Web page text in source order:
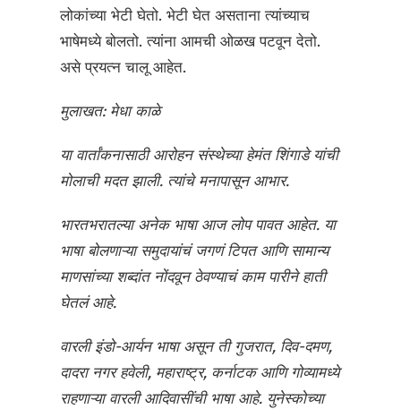
लोकांच्या भेटी घेतो. भेटी घेत असताना त्यांच्याच
भाषेमध्ये बोलतो. त्यांना आमची ओळख पटवून देतो.
असे प्रयत्न चालू आहेत.
मुलाखत: मेधा काळे
या वार्तांकनासाठी आरोहन संस्थेच्या हेमंत शिंगाडे यांची
मोलाची मदत झाली. त्यांचे मनापासून आभार.
भारतभरातल्या अनेक भाषा आज लोप पावत आहेत. या
भाषा बोलणाऱ्या समुदायांचं जगणं टिपत आणि सामान्य
माणसांच्या शब्दांत नोंदवून ठेवण्याचं काम पारीने हाती
घेतलं आहे.
वारली इंडो-आर्यन भाषा असून ती गुजरात, दिव-दमण,
दादरा नगर हवेली, महाराष्ट्र, कर्नाटक आणि गोव्यामध्ये
राहणाऱ्या वारली आदिवासींची भाषा आहे. युनेस्कोच्या